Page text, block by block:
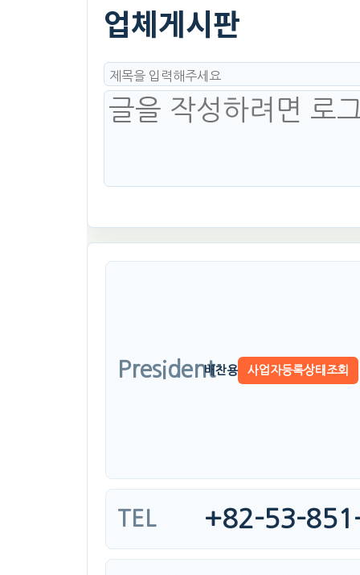
업체게시판
President배찬용 사업자등록상태조회
TEL +82-53-